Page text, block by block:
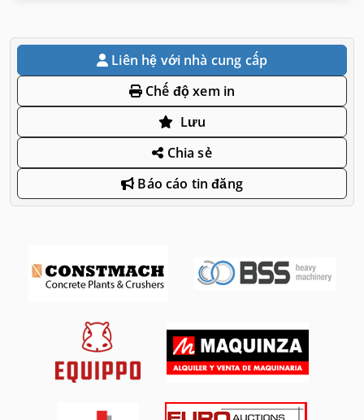
Liên hệ với nhà cung cấp
Chế độ xem in
Lưu
Chia sẻ
Báo cáo tin đăng